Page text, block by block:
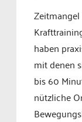
haben
mit denen
bis 60
nützliche